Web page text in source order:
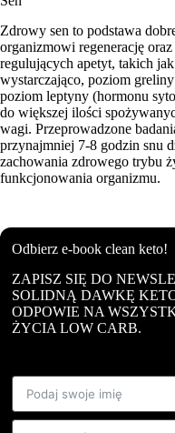
Zdrowy sen to podstawa
organizmowi regenerację
regulujących apetyt, takich
wystarczająco, poziom
poziom leptyny (hormonu
do większej ilości
wagi. Przeprowadzone
przynajmniej 7-8 godzin snu
zachowania zdrowego trybu
funkcjonowania organizmu.
Odbierz e-book clean keto!
ZAPISZ SIĘ DO
SOLIDNĄ DAWKĘ
ODPOWIE NA
ŻYCIA LOW CARB.